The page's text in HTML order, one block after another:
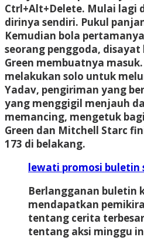
Ctrl+Alt+Delete. Mulai lagi
dirinya sendiri. Pukul
Kemudian bola
seorang penggoda, disayat
Green membuatnya
melakukan solo untuk
Yadav, pengiriman yang
yang menggigil menjauh
memancing, mengetuk
Green dan Mitchell Starc
173 di belakang.
lewati promosi buletin
Berlangganan buletin
mendapatkan
tentang cerita
tentang aksi minggu